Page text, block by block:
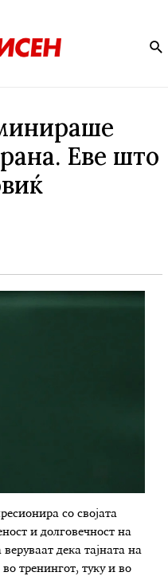
Еве што
со својата
и долговечност на
дека тајната на
тренингот, туку и во